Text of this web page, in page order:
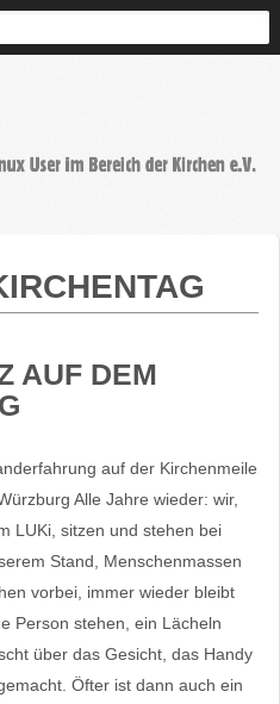
AUF DEM
auf der Kirchenmeile
Alle Jahre wieder: wir,
LUKi, sitzen und stehen bei
Stand, Menschenmassen
vorbei, immer wieder bleibt
Person stehen, ein Lächeln
über das Gesicht, das Handy
Öfter ist dann auch ein